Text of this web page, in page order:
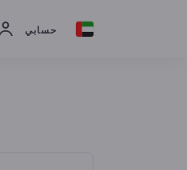
حسابي